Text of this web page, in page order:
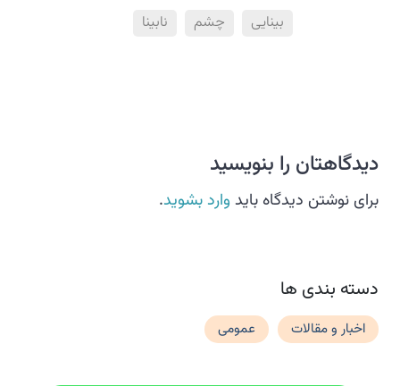
بینایی چشم نابینا
دیدگاهتان را بنویسید
برای نوشتن دیدگاه باید وارد بشوید.
دسته بندی ها
اخبار و مقالات عمومی